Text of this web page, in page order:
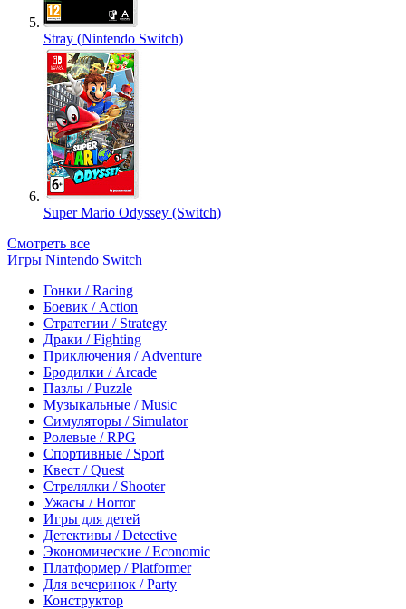
Stray (Nintendo Switch)
Super Mario Odyssey (Switch)
Смотреть все
Игры Nintendo Switch
Гонки / Racing
Боевик / Action
Стратегии / Strategy
Драки / Fighting
Приключения / Adventure
Бродилки / Arcade
Пазлы / Puzzle
Музыкальные / Music
Симуляторы / Simulator
Ролевые / RPG
Спортивные / Sport
Квест / Quest
Стрелялки / Shooter
Ужасы / Horror
Игры для детей
Детективы / Detective
Экономические / Economic
Платформер / Platformer
Для вечеринок / Party
Конструктор